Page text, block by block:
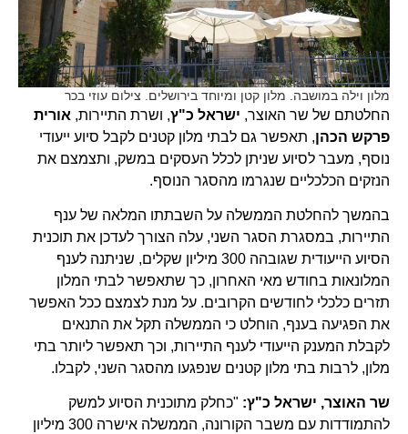
מלון וילה במושבה. מלון קטן ומיוחד בירושלים. צילום עוזי בכר
החלטתם של שר האוצר, ישראל כ"ץ, ושרת התיירות, אורית
פרקש הכהן, תאפשר גם לבתי מלון קטנים לקבל סיוע ייעודי
נוסף, מעבר לסיוע שניתן לכלל העסקים במשק, ותצמצם את
הנזקים הכלכליים שנגרמו מהסגר הנוסף.
בהמשך להחלטת הממשלה על השבתתו המלאה של ענף
התיירות, במסגרת הסגר השני, עלה הצורך לעדכן את תוכנית
הסיוע הייעודית שגובהה 300 מיליון שקלים, שניתנה לענף
המלונאות בחודש מאי האחרון, כך שתאפשר לבתי המלון
תזרים כלכלי לחודשים הקרובים. על מנת לצמצם ככל האפשר
את הפגיעה בענף, הוחלט כי הממשלה תקל את התנאים
לקבלת המענק הייעודי לענף התיירות, וכך תאפשר ליותר בתי
מלון, לרבות בתי מלון קטנים שנפגעו מהסגר השני, לקבלו.
שר האוצר, ישראל כ"ץ: "כחלק מתוכנית הסיוע למשק
להתמודדות עם משבר הקורונה, הממשלה אישרה 300 מיליון